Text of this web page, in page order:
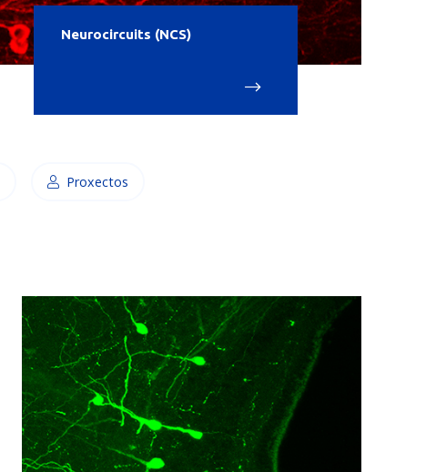
Neurocircuits (NCS)
Proxectos